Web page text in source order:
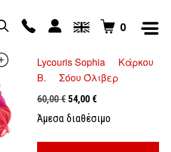
0
Lycouris Sophia
Κάρκου
Β.
Σόου Όλιβερ
60,00€ Original
price
60,00 €.
54,00 €Η
τρέχουσα
τιμή
είναι:
Άμεσα διαθέσιμο